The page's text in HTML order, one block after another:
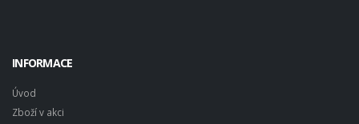
INFORMACE
Úvod
Zboží v akci